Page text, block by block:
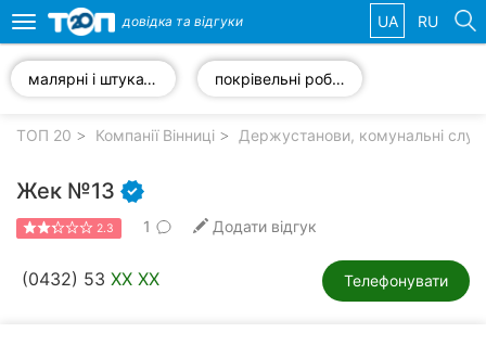
компанії
Toggle
navigation
довідка та відгуки UA RU
малярні і штукатурні роботи покрівельні роботи
ТОП 20 Компанії Вінниці Держустанови, комунальні
Жек №13
2.3 1 Додати відгук
(0432) 53 XX XX Телефонувати